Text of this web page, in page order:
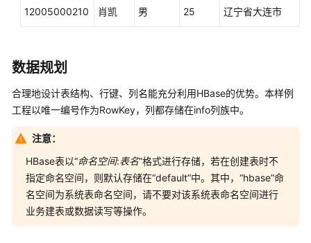
作
通
最
佳
实
践
开
发
12005000210 肖凯 男 25 辽宁省大连市
数据规划
合理地设计表结构、行键、列名能充分利用HBase的优势。本样例
工程以唯一编号作为RowKey，列都存储在info列族中。
注意：
HBase表以“命名空间:表名”格式进行存储，若在创建表时不
指定命名空间，则默认存储在“default”中。其中，“hbase”命
名空间为系统表命名空间，请不要对该系统表命名空间进行
业务建表或数据读写等操作。